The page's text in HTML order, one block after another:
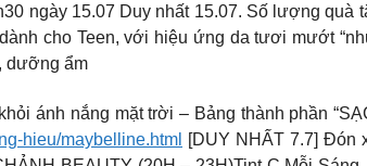
ngày 15.07 Duy nhất 15.07. Số lượng
cho Teen, với hiệu ứng da tươi mướt
dưỡng ẩm
ánh nắng mặt trời – Bảng thành phần
hieu/maybelline.html
[DUY NHẤT 7.7] Đón